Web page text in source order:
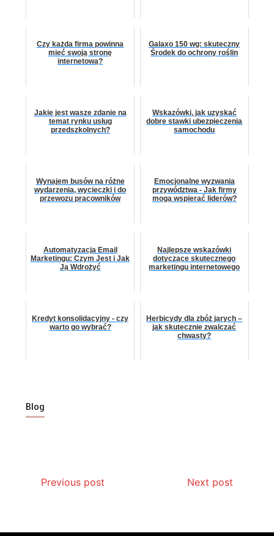
Czy każda firma powinna
mieć swoją stronę
internetową?
Galaxo 150 wg: skuteczny
Środek do ochrony roślin
Jakie jest wasze zdanie na
temat rynku usług
przedszkolnych?
Wskazówki, jak uzyskać
dobre stawki ubezpieczenia
samochodu
Wynajem busów na różne
wydarzenia, wycieczki i do
przewozu pracowników
Emocjonalne wyzwania
przywództwa - Jak firmy
mogą wspierać liderów?
Automatyzacja Email
Marketingu: Czym Jest i Jak
Ją Wdrożyć
Najlepsze wskazówki
dotyczące skutecznego
marketingu internetowego
Kredyt konsolidacyjny - czy
warto go wybrać?
Herbicydy dla zbóż jarych –
jak skutecznie zwalczać
chwasty?
Blog
Previous post Next post